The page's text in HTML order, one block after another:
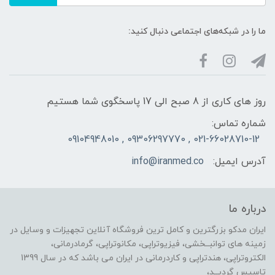
ما را در شبکه‌های اجتماعی دنبال کنید:
روز های کاری از 8 صبح الی 17 پاسخگوی شما هستیم
شماره تماس:
021-66028710-12 , 09306297770 , 09104948010
آدرس ایمیل:
info@iranmed.co
درباره ما
ایران مدکو بزرگترین و کامل ترین فروشگاه آنلاین تجهیزات و وسایل در
زمینه های توانبــخشی، فیزیوتراپی، مکانوتراپی، گرمادرمانی،
الکتروتراپی، هندتراپی و کاردرمانی در ایران می باشد که در سال 1399
تاسیس گردیــد،